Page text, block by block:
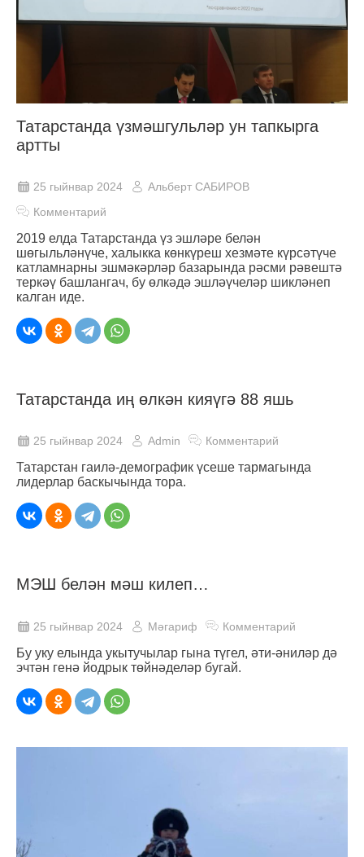
Татарстанда үзмәшгульләр ун тапкырга
артты
25 гыйнвар 2024
Альберт САБИРОВ
Комментарий
2019 елда Татарстанда үз эшләре белән
шөгыльләнүче, халыкка көнкүреш хезмәте күрсәтүче
катламнарны эшмәкәрләр базарында рәсми рәвештә
теркәү башлангач, бу өлкәдә эшләүчеләр шикләнеп
калган иде.
Татарстанда иң өлкән кияүгә 88 яшь
25 гыйнвар 2024 Admin Комментарий
Татарстан гаилә-демографик үсеше тармагында
лидерлар баскычында тора.
МЭШ белән мәш килеп…
25 гыйнвар 2024 Мәгариф Комментарий
Бу уку елында укытучылар гына түгел, әти-әниләр дә
эчтән генә йодрык төйнәделәр бугай.